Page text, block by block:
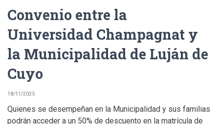
Convenio entre la
Universidad Champagnat y
la Municipalidad de Luján de
Cuyo
18/11/2025
Quienes se desempeñan en la Municipalidad y sus familias
podrán acceder a un 50% de descuento en la matrícula de